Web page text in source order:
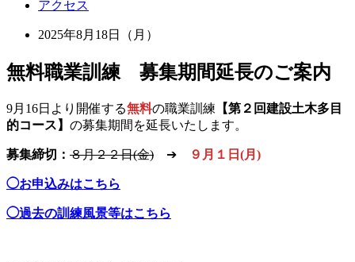
アクセス
2025年8月18日（月）
無料職業訓練 募集期間延長のご案内
9月16日より開催する無料の職業訓練 【第２回建設土木多目
的コース】 の募集期間を延長いたします。
募集締切： ８月２２日(金) ➔ ９月１日(月)
◯お申込みはこちら
◯過去の訓練風景等はこちら